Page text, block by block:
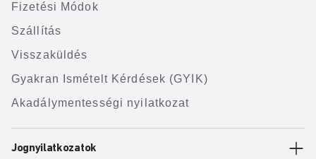
Fizetési Módok
Szállítás
Visszaküldés
Gyakran Ismételt Kérdések (GYIK)
Akadálymentességi nyilatkozat
Jognyilatkozatok